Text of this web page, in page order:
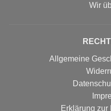
Wir
Allgemeine
Erklärung